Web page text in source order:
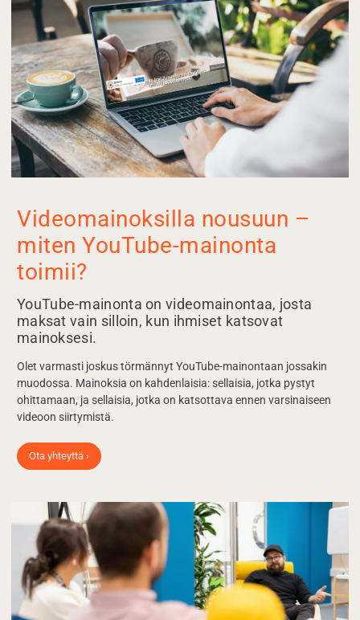
Videomainoksilla nousuun –
miten YouTube-mainonta
toimii?
YouTube-mainonta on videomainontaa, josta
maksat vain silloin, kun ihmiset katsovat
mainoksesi.
Olet varmasti joskus törmännyt YouTube-mainontaan jossakin
muodossa. Mainoksia on kahdenlaisia: sellaisia, jotka pystyt
ohittamaan, ja sellaisia, jotka on katsottava ennen varsinaiseen
videoon siirtymistä.
Ota yhteyttä ›